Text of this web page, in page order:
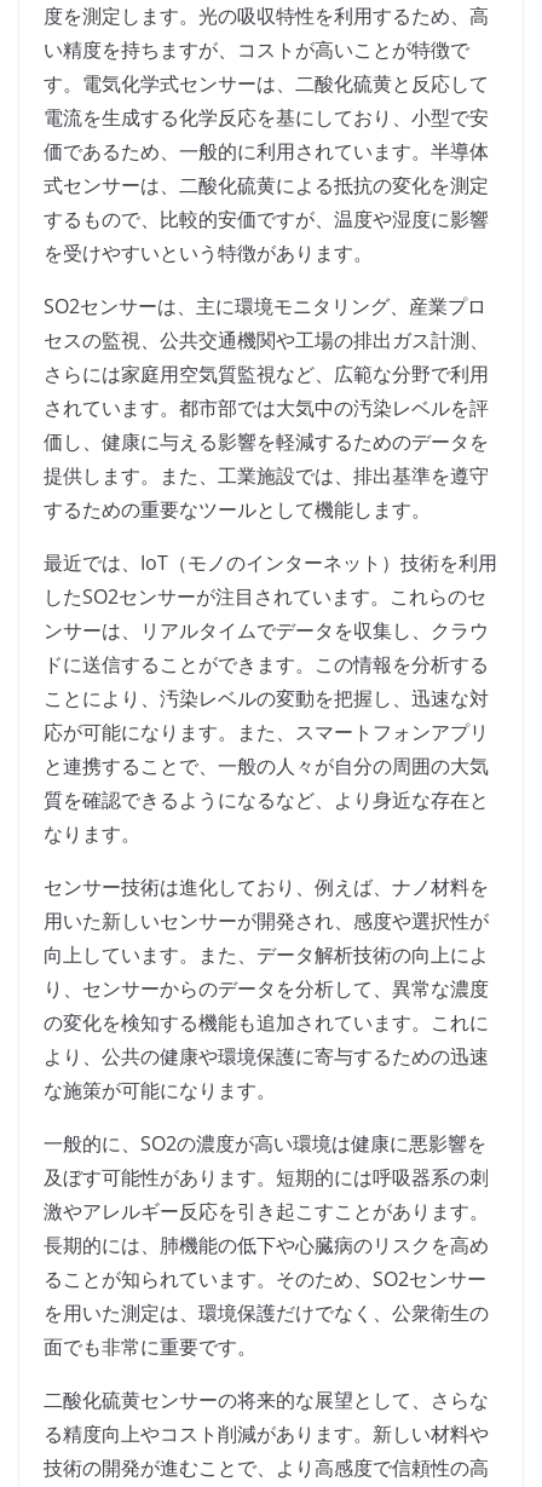
度を測定します。光の吸収特性を利用するため、高
い精度を持ちますが、コストが高いことが特徴で
す。電気化学式センサーは、二酸化硫黄と反応して
電流を生成する化学反応を基にしており、小型で安
価であるため、一般的に利用されています。半導体
式センサーは、二酸化硫黄による抵抗の変化を測定
するもので、比較的安価ですが、温度や湿度に影響
を受けやすいという特徴があります。
SO2センサーは、主に環境モニタリング、産業プロ
セスの監視、公共交通機関や工場の排出ガス計測、
さらには家庭用空気質監視など、広範な分野で利用
されています。都市部では大気中の汚染レベルを評
価し、健康に与える影響を軽減するためのデータを
提供します。また、工業施設では、排出基準を遵守
するための重要なツールとして機能します。
最近では、IoT（モノのインターネット）技術を利用
したSO2センサーが注目されています。これらのセ
ンサーは、リアルタイムでデータを収集し、クラウ
ドに送信することができます。この情報を分析する
ことにより、汚染レベルの変動を把握し、迅速な対
応が可能になります。また、スマートフォンアプリ
と連携することで、一般の人々が自分の周囲の大気
質を確認できるようになるなど、より身近な存在と
なります。
センサー技術は進化しており、例えば、ナノ材料を
用いた新しいセンサーが開発され、感度や選択性が
向上しています。また、データ解析技術の向上によ
り、センサーからのデータを分析して、異常な濃度
の変化を検知する機能も追加されています。これに
より、公共の健康や環境保護に寄与するための迅速
な施策が可能になります。
一般的に、SO2の濃度が高い環境は健康に悪影響を
及ぼす可能性があります。短期的には呼吸器系の刺
激やアレルギー反応を引き起こすことがあります。
長期的には、肺機能の低下や心臓病のリスクを高め
ることが知られています。そのため、SO2センサー
を用いた測定は、環境保護だけでなく、公衆衛生の
面でも非常に重要です。
二酸化硫黄センサーの将来的な展望として、さらな
る精度向上やコスト削減があります。新しい材料や
技術の開発が進むことで、より高感度で信頼性の高